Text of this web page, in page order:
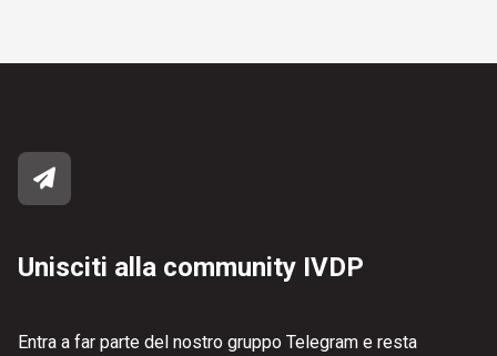
Unisciti alla community IVDP
Entra a far parte del nostro gruppo Telegram e resta